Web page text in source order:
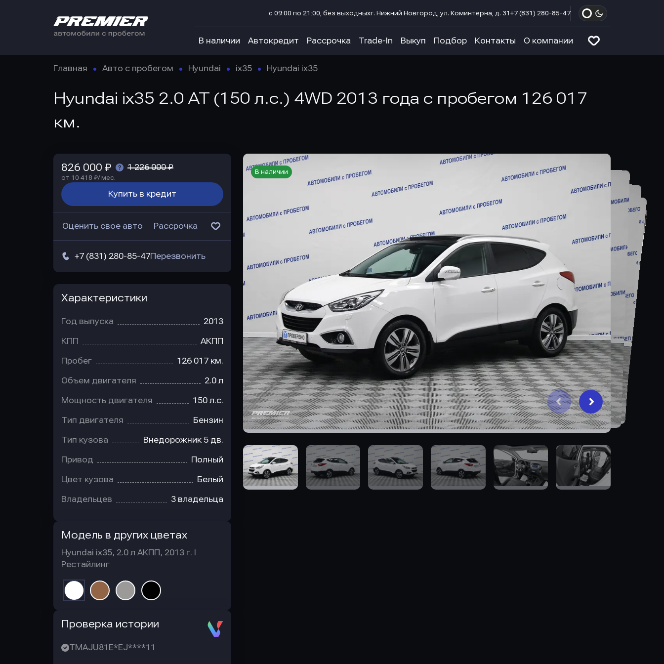
с 09:00 по 21:00, без выходныхг. Нижний Новгород, ул. Коминтерна, д. 31 +7 (831) 280-85-47
В наличии Автокредит Рассрочка Trade-In Выкуп Подбор Контакты О компании
Главная Авто с пробегом Hyundai ix35 Hyundai ix35
Hyundai ix35 2.0 AT (150 л.с.) 4WD 2013 года с пробегом 126 017
км.
В наличии
826 000 ₽ 1 226 000 ₽
от 10 418 ₽/ мес.
Купить в кредит
Оценить свое авто Рассрочка
+7 (831) 280-85-47Перезвонить
Характеристики
Год выпуска 2013
КПП АКПП
Пробег 126 017 км.
Объем двигателя 2.0 л
Мощность двигателя 150 л.с.
Тип двигателя Бензин
Тип кузова Внедорожник 5 дв.
Привод Полный
Цвет кузова Белый
Владельцев 3 владельца
Модель в других цветах
Hyundai ix35, 2.0 л АКПП, 2013 г. I
Рестайлинг
Проверка истории
TMAJU81E*EJ****11